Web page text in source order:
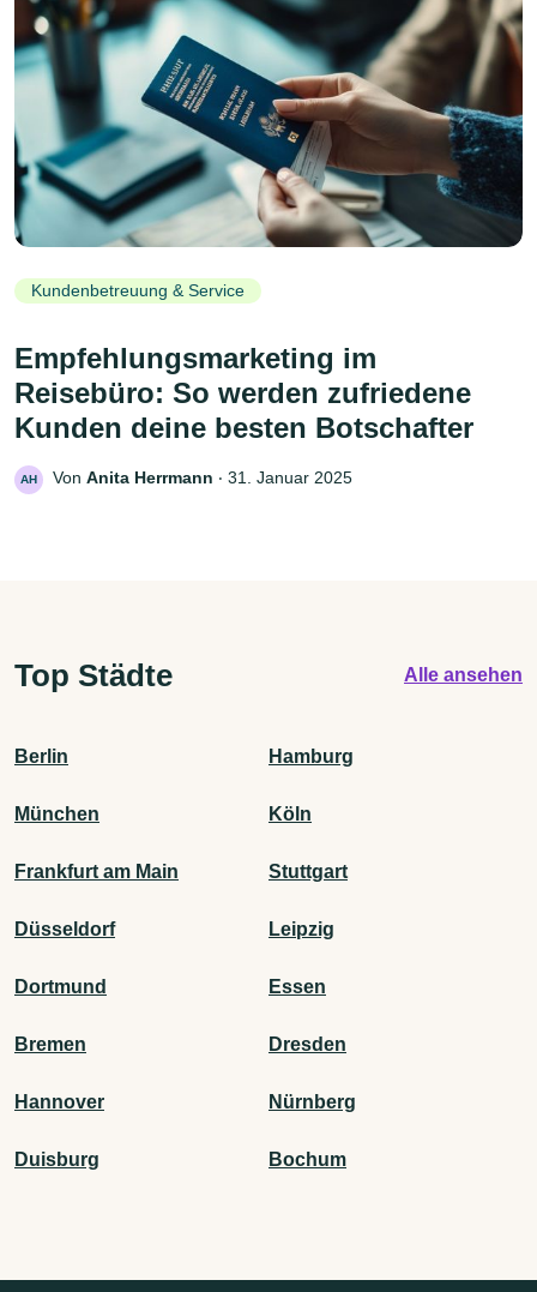
Kundenbetreuung & Service
Empfehlungsmarketing im
Reisebüro: So werden zufriedene
Kunden deine besten Botschafter
AH Von Anita Herrmann ‧ 31. Januar 2025
Top Städte Alle ansehen
Berlin Hamburg
München Köln
Frankfurt am Main Stuttgart
Düsseldorf Leipzig
Dortmund Essen
Bremen Dresden
Hannover Nürnberg
Duisburg Bochum